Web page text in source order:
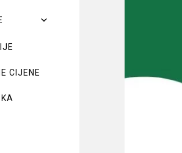
CIJENE